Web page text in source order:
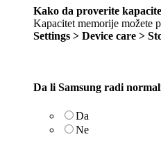
Kako da proverite
Kapacitet memorije možete
Settings > Device care >
Da li Samsung radi
Da
Ne